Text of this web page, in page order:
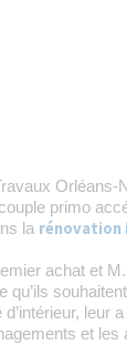
primo
la rénovation
achat et
qu’ils
leur
et